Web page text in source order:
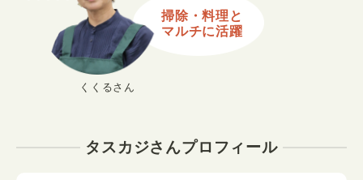
くくるさん
掃除・料理と
マルチに活躍
タスカジさんプロフィール